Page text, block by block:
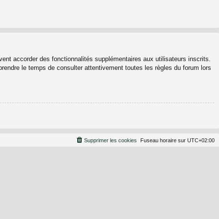
accorder des fonctionnalités supplémentaires aux utilisateurs inscrits.
le temps de consulter attentivement toutes les règles du forum lors
Fuseau horaire sur UTC+02:00
Supprimer les cookies